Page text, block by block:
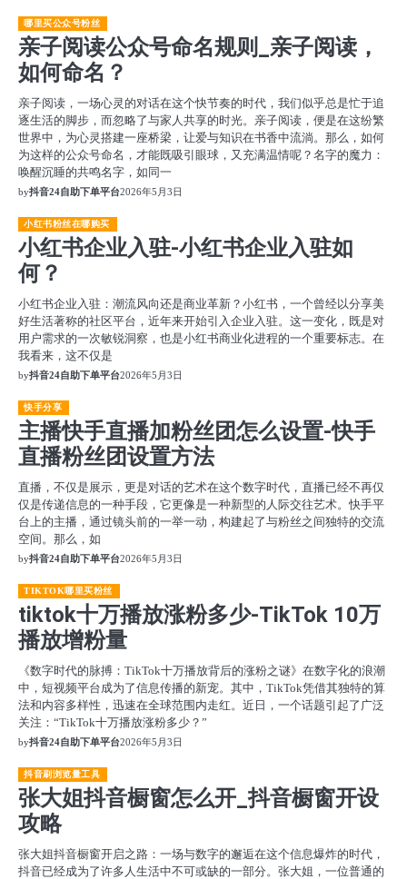
哪里买公众号粉丝
亲子阅读公众号命名规则_亲子阅读，
如何命名？
亲子阅读，一场心灵的对话在这个快节奏的时代，我们似乎总是忙于追
逐生活的脚步，而忽略了与家人共享的时光。亲子阅读，便是在这纷繁
世界中，为心灵搭建一座桥梁，让爱与知识在书香中流淌。那么，如何
为这样的公众号命名，才能既吸引眼球，又充满温情呢？名字的魔力：
唤醒沉睡的共鸣名字，如同一
by抖音24自助下单平台2026年5月3日
小红书粉丝在哪购买
小红书企业入驻-小红书企业入驻如
何？
小红书企业入驻：潮流风向还是商业革新？小红书，一个曾经以分享美
好生活著称的社区平台，近年来开始引入企业入驻。这一变化，既是对
用户需求的一次敏锐洞察，也是小红书商业化进程的一个重要标志。在
我看来，这不仅是
by抖音24自助下单平台2026年5月3日
快手分享
主播快手直播加粉丝团怎么设置-快手
直播粉丝团设置方法
直播，不仅是展示，更是对话的艺术在这个数字时代，直播已经不再仅
仅是传递信息的一种手段，它更像是一种新型的人际交往艺术。快手平
台上的主播，通过镜头前的一举一动，构建起了与粉丝之间独特的交流
空间。那么，如
by抖音24自助下单平台2026年5月3日
TIKTOK哪里买粉丝
tiktok十万播放涨粉多少-TikTok 10万
播放增粉量
《数字时代的脉搏：TikTok十万播放背后的涨粉之谜》在数字化的浪潮
中，短视频平台成为了信息传播的新宠。其中，TikTok凭借其独特的算
法和内容多样性，迅速在全球范围内走红。近日，一个话题引起了广泛
关注：“TikTok十万播放涨粉多少？”
by抖音24自助下单平台2026年5月3日
抖音刷浏览量工具
张大姐抖音橱窗怎么开_抖音橱窗开设
攻略
张大姐抖音橱窗开启之路：一场与数字的邂逅在这个信息爆炸的时代，
抖音已经成为了许多人生活中不可或缺的一部分。张大姐，一位普通的